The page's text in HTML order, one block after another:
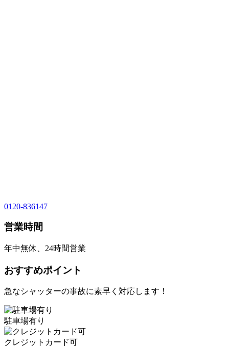
0120-836147
営業時間
年中無休、24時間営業
おすすめポイント
急なシャッターの事故に素早く対応します！
駐車場有り
クレジットカード可